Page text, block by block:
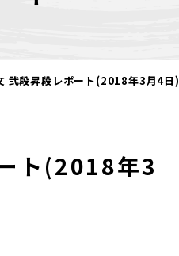
弐段昇段レポート(2018年3月4日)
ト(2018年3